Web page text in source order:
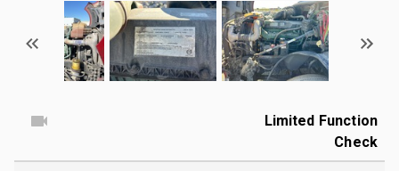
Limited Function
Check